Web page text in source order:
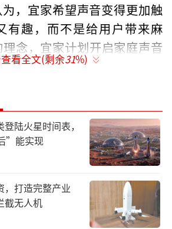
，宜家希望声音变得更加触
有趣，而不是给用户带来麻
念，宜家计划开启家庭声音
时，宜家宣布全面支持Matte
一款名为Blomprakt的蓝牙灯
上市，价格不超过120美元
元）。
看全文(剩余31%)
陆火星时间表，
”能实现
，打造完整产业
截无人机